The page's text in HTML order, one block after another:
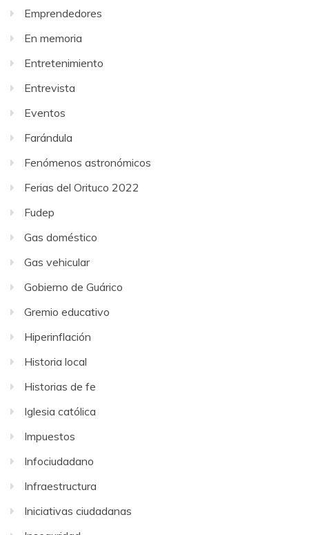
Emprendedores
En memoria
Entretenimiento
Entrevista
Eventos
Farándula
Fenómenos astronómicos
Ferias del Orituco 2022
Fudep
Gas doméstico
Gas vehicular
Gobierno de Guárico
Gremio educativo
Hiperinflación
Historia local
Historias de fe
Iglesia católica
Impuestos
Infociudadano
Infraestructura
Iniciativas ciudadanas